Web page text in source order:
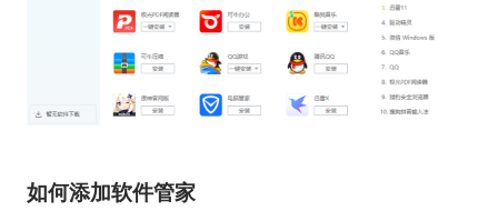
如何添加软件管家